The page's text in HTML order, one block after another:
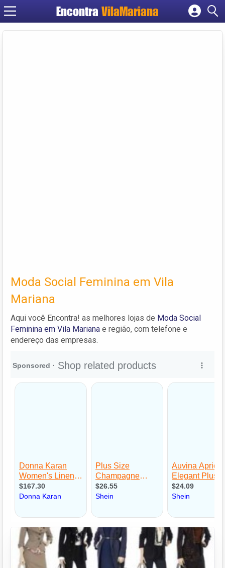
EncontraVilaMariana
Cadastrar empresa
Moda Social Feminina em Vila
Mariana
Aqui você Encontra! as melhores lojas de Moda Social
Feminina em Vila Mariana e região, com telefone e
endereço das empresas.